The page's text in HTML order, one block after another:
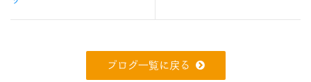
ブログ一覧に戻る